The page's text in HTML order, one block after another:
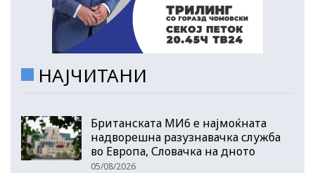
НАЈЧИТАНИ
Британската МИ6 е најмоќната
надворешна разузнавачка служба
во Европа, Словачка на дното
05/08/2026